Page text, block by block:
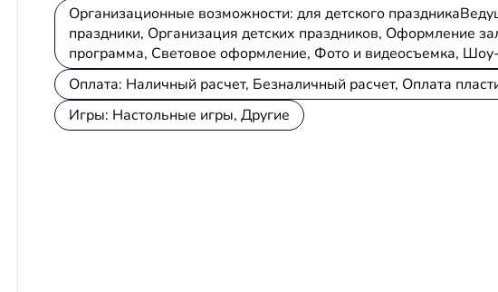
Организационные возможности: для детского
праздники, Организация детских праздников, Оформление
программа, Световое оформление, Фото и видеосъемка,
Оплата: Наличный расчет, Безналичный расчет, Оплата
Игры: Настольные игры, Другие